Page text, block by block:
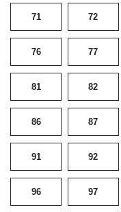
71 72
76 77
81 82
86 87
91 92
96 97